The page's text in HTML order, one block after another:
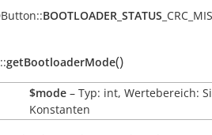
BOOTLOADER_STATUS
getBootloaderMode()
$mode – Typ: int, Wertebereich:
Konstanten